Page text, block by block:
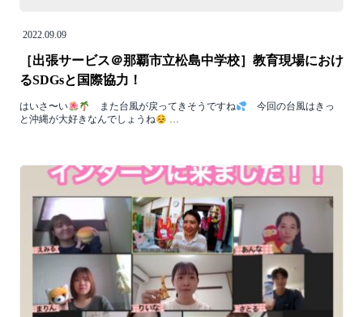
2022.09.09
［出張サービス＠那覇市立松島中学校］教育現場におけ
るSDGsと国際協力！
はいさ〜い また台風が戻ってきそうですね
今回の台風はきっ
と沖縄が大好きなんでしょうね
…